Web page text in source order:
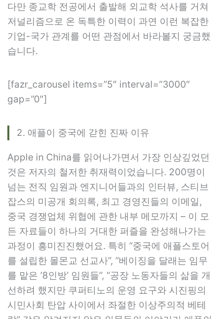
다만 종교학 전공에서 출발해 외교학 석사를 거쳐
저널리즘으로 온 독특한 이력이 과연 이런 복잡한
기업-국가 관계를 어떤 관점에서 바라볼지 궁금했
습니다.
[fazr_carousel items=”5″ interval=”3000″
gap=”0″]
2. 애플이 중국에 갇힌 진짜 이유
Apple in China를 읽어나가면서 가장 인상깊었던
것은 저자의 철저한 취재력이었습니다. 200명이
넘는 전직 임원과 엔지니어들과의 인터뷰, 스티브
잡스의 미공개 회의록, 최고 경영진들의 이메일,
중국 경쟁업체 위협에 관한 내부 메모까지 – 이 모
든 자료들이 하나의 거대한 퍼즐을 완성해나가는
과정이 흥미진진했어요. 특히 “중국에 애플스토어
를 설립한 몰몬교 선교사”, “베이징을 달래는 임무
를 맡은 ‘8인방’ 임원들”, “공장 노동자들의 삶을 개
선하려 했지만 쿠퍼티노의 운영 요구와 시진핑의
시민사회 탄압 사이에서 좌절한 이상주의적 베테